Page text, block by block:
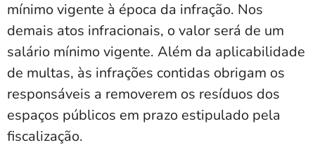
mínimo vigente à época da infração. Nos
demais atos infracionais, o valor será de um
salário mínimo vigente. Além da aplicabilidade
de multas, às infrações contidas obrigam os
responsáveis a removerem os resíduos dos
espaços públicos em prazo estipulado pela
fiscalização.